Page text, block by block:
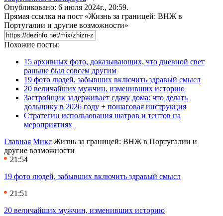
Опубликовано: 6 июля 2024г., 20:59.
Прямая ссылка на пост «Жизнь за границей: ВНЖ в
Португалии и другие возможности»
Похожие посты:
15 архивных фото, доказывающих, что дневной свет
раньше был совсем другим
19 фото людей, забывших включить здравый смысл
20 величайших мужчин, изменивших историю
Застройщик задерживает сдачу дома: что делать
дольщику в 2026 году + пошаговая инструкция
Стратегии использования шатров и тентов на
мероприятиях
Главная Микс Жизнь за границей: ВНЖ в Португалии и
другие возможности
21:54
19 фото людей, забывших включить здравый смысл
21:51
20 величайших мужчин, изменивших историю